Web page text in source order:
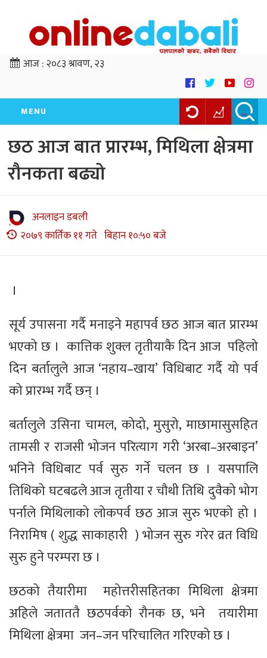
आज :२०८३ श्रावण, २३
MENU
छठ आज बात प्रारम्भ, मिथिला क्षेत्रमा
रौनकता बढ्यो
अनलाइन डबली
२०७९ कार्तिक ११ गते बिहान १०:५० बजे
।
सूर्य उपासना गर्दै मनाइने महापर्व छठ आज बात प्रारम्भ
भएको छ । कात्तिक शुक्ल तृतीयाकै दिन आज पहिलो
दिन बर्तालुले आज ‘नहाय–खाय’ विधिबाट गर्दै यो पर्व
को प्रारम्भ गर्दै छन् ।
बर्तालुले उसिना चामल, कोदो, मुसुरो, माछामासुसहित
तामसी र राजसी भोजन परित्याग गरी ‘अरबा–अरबाइन’
भनिने विधिबाट पर्व सुरु गर्ने चलन छ । यसपालि
तिथिको घटबढले आज तृतीया र चौथी तिथि दुवैको भोग
पर्नाले मिथिलाको लोकपर्व छठ आज सुरु भएको हो ।
निरामिष ( शुद्ध साकाहारी ) भोजन सुरु गरेर व्रत विधि
सुरु हुने परम्परा छ ।
छठको तैयारीमा महोत्तरीसहितका मिथिला क्षेत्रमा
अहिले जताततै छठपर्वको रौनक छ, भने तयारीमा
मिथिला क्षेत्रमा जन–जन परिचालित गरिएको छ ।